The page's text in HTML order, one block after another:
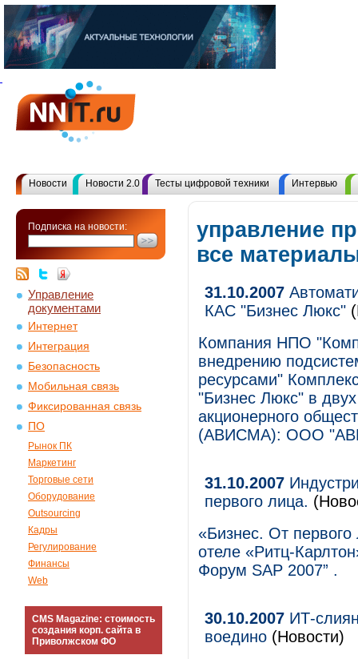
Новости Новости 2.0 Тесты цифровой техники Интервью
Подписка на новости:
Управление
документами
Интернет
Интеграция
Безопасность
Мобильная связь
Фиксированная связь
ПО
Рынок ПК
Маркетинг
Торговые сети
Оборудование
Outsourcing
Кадры
Регулирование
Финансы
Web
CMS Magazine: стоимость
создания корп. сайта в
Приволжском ФО
управление
все
31.10.2007
КАС "Бизнес Люкс"
Компания НПО
внедрению
ресурсами"
"Бизнес Люкс" в
акционерного
(АВИСМА): ООО
31.10.2007
первого лица.
«Бизнес. От
отеле «Ритц-
Форум SAP 2007” .
30.10.2007 ИТ-
воедино (Новости)